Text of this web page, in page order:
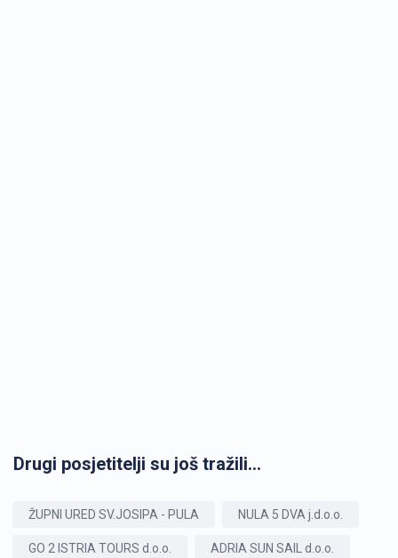
Drugi posjetitelji su još tražili...
ŽUPNI URED SV.JOSIPA - PULA NULA 5 DVA j.d.o.o.
GO 2 ISTRIA TOURS d.o.o. ADRIA SUN SAIL d.o.o.